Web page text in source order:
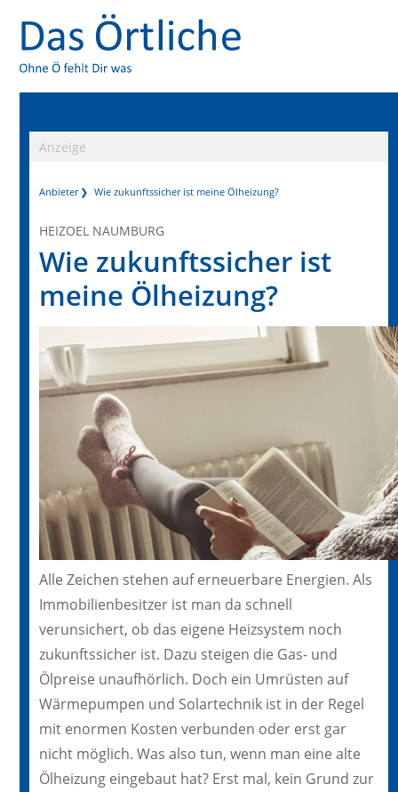
Anzeige
Anbieter Wie zukunftssicher ist meine Ölheizung?
HEIZOEL NAUMBURG
Wie zukunftssicher ist
meine Ölheizung?
Alle Zeichen stehen auf erneuerbare Energien. Als
Immobilienbesitzer ist man da schnell
verunsichert, ob das eigene Heizsystem noch
zukunftssicher ist. Dazu steigen die Gas- und
Ölpreise unaufhörlich. Doch ein Umrüsten auf
Wärmepumpen und Solartechnik ist in der Regel
mit enormen Kosten verbunden oder erst gar
nicht möglich. Was also tun, wenn man eine alte
Ölheizung eingebaut hat? Erst mal, kein Grund zur